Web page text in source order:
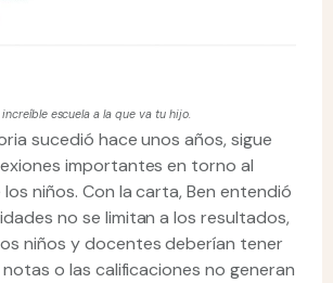
escuela a la que va tu hijo.
sucedió hace unos años, sigue
importantes en torno al
niños. Con la carta, Ben entendió
no se limitan a los resultados,
niños y docentes deberían tener
o las calificaciones no generan